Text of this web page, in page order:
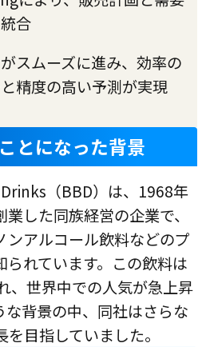
合
スムーズに進み、効率の
精度の高い予測が実現
とになった背景
（BBD）は、1968年
した同族経営の企業で、
ンアルコール飲料などのプ
られています。この飲料は
、世界中での人気が急上昇
な背景の中、同社はさらな
目指していました。